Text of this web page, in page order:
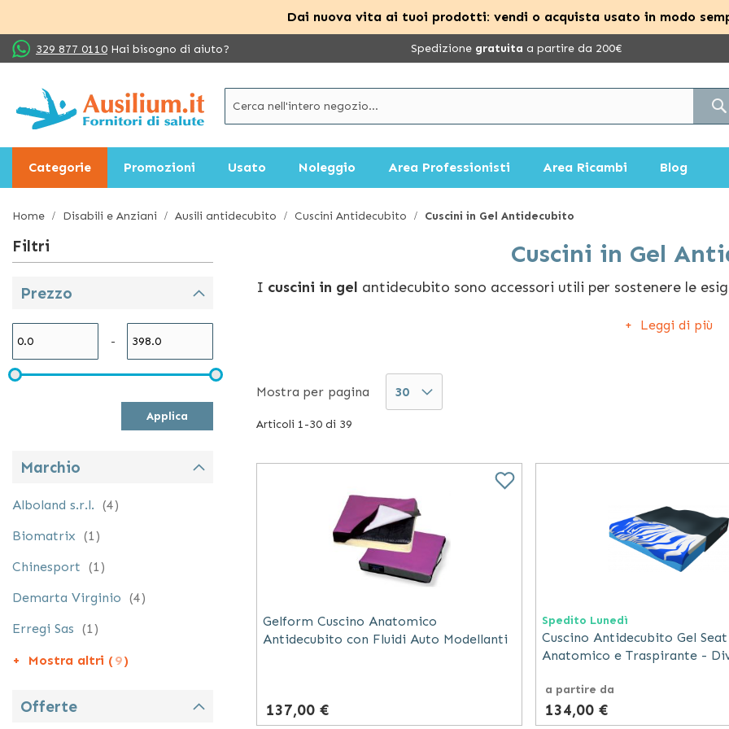
Dai nuova vita ai tuoi prodotti: vendi o acquista usato in modo
Salta
al
329 877 0110 Hai bisogno di aiuto? Spedizione gratuita a partire da 200€
Categorie Promozioni Usato Noleggio Area Professionisti Area Ricambi Blog
Home Disabili e Anziani Ausili antidecubito Cuscini Antidecubito Cuscini in Gel Antidecubito
Cuscini in Gel
I cuscini in gel antidecubito sono accessori utili per sostenere le
automodellante che, grazie alla fodera interna rivestita,
tutte quelle persone che desiderano disporre di un sostegno in
Ilcuscino in gel antidecubito
Leggi di più
Articoli 1-30 di 39
Mostra per pagina
Gelform Cuscino Anatomico
Antidecubito con Fluidi Auto Modellanti
137,00 €
Spedito Lunedì
Cuscino Antidecubito Gel
Anatomico e Traspirante -
a partire da
134,00 €
Filtri
Prezzo
-
Applica
Marchio
Alboland s.r.l. 4
elementi
Biomatrix 1
elemento
Chinesport 1
elemento
Demarta Virginio 4
elementi
Erregi Sas 1
elemento
Mostra altri (9)
Offerte